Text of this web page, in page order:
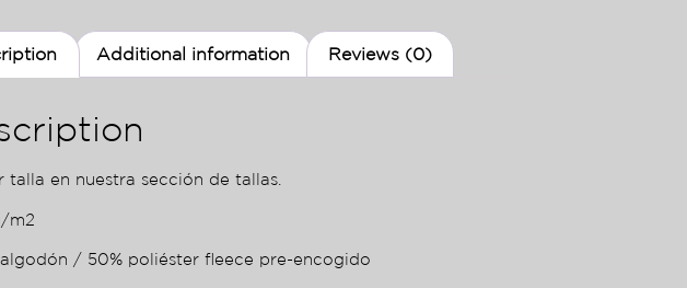
Additional information Reviews (0)
talla en nuestra sección de tallas.
m2
algodón / 50% poliéster fleece pre-encogido